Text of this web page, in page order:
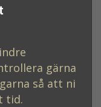
gärna
så att ni
tid.